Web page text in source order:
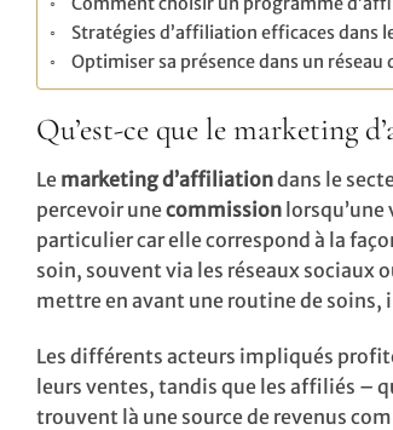
Stratégies d’affiliation efficaces dans
Optimiser sa présence dans un réseau
Qu’est-ce que le marketing
Le marketing d’affiliationdans le
percevoir unecommission
particulier car elle correspond à la
soin, souvent via les réseaux sociaux
mettre en avant une routine de
Les différents acteurs impliqués
leurs ventes, tandis que les affiliés –
trouvent là une source de revenus